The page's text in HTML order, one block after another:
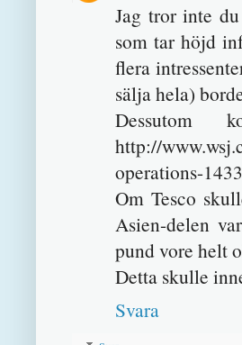
Jag tror inte
som tar höjd
flera
sälja hela)
http://
operations-
Om Tesco
Asien-delen
pund vore helt
Detta skulle
Svara